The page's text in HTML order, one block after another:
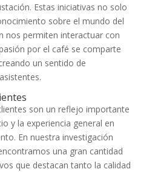
Estas iniciativas no solo
sobre el mundo del
nos permiten interactuar con
por el café se comparte
un sentido de
son un reflejo importante
y la experiencia general en
En nuestra investigación
una gran cantidad
que destacan tanto la calidad